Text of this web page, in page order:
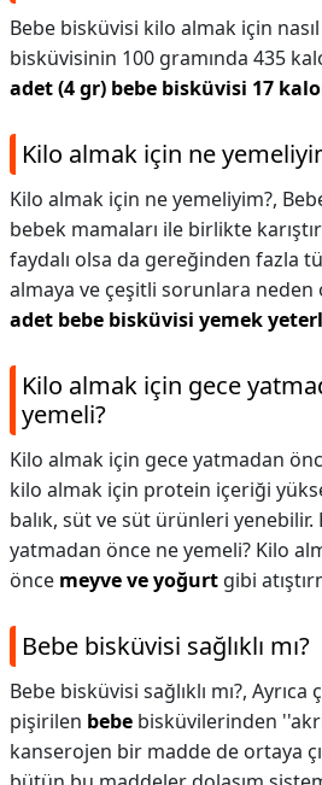
Bebe bisküvisi kilo almak için nasıl
bisküvisinin 100 gramında 435
adet (4 gr) bebe bisküvisi 17
Kilo almak için ne
Kilo almak için ne yemeliyim?,
bebek mamaları ile birlikte
faydalı olsa da gereğinden fazla
almaya ve çeşitli sorunlara neden
adet bebe bisküvisi yemek
Kilo almak için gece
yemeli?
Kilo almak için gece yatmadan
kilo almak için protein içeriği
balık, süt ve süt ürünleri
yatmadan önce ne yemeli? Kilo
önce meyve ve yoğurt gibi
Bebe bisküvisi sağlıklı mı?
Bebe bisküvisi sağlıklı mı?, Ayrıca
pişirilen bebe bisküvilerinden
kanserojen bir madde de ortaya